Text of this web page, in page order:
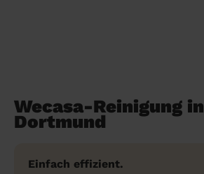
Wecasa-Reinigung in
Dortmund
Einfach effizient.